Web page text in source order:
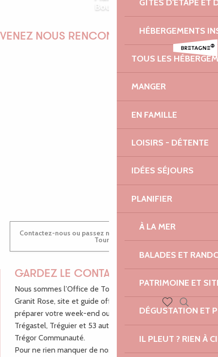
GÎTES D'ÉTAPE ET
HÉBERGEMENTS
TOUS LES
MANGER
EN FAMILLE
LOISIRS - DÉTENTE
IDÉES SÉJOURS
PLANIFIER
À LA MER
BALADES ET
PATRIMOINE ET
DÉGUSTATION ET
IL PLEUT ? RIEN À
Voir les favoris
Bouger
VENEZ NOUS RENCONTRER !
EMILIE
Contactez-nous ou passez nous voir dans nos Offices de
Tourisme
GARDEZ LE CONTACT !
Nous sommes l’Office de Tourisme Bretagne - Côte de
Granit Rose, site et guide officiel pour vous aider à
préparer votre week-end ou vos vacances à Lannion,
Trégastel, Tréguier et 53 autres communes de Lannion-
Trégor Communauté.
Pour ne rien manquer de nos bons plans et nos